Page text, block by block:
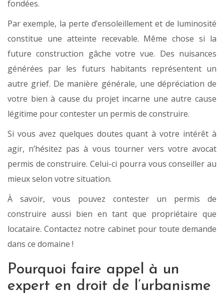
fondées.
Par exemple, la perte d’ensoleillement et de luminosité
constitue une atteinte recevable. Même chose si la
future construction gâche votre vue. Des nuisances
générées par les futurs habitants représentent un
autre grief. De manière générale, une dépréciation de
votre bien à cause du projet incarne une autre cause
légitime pour contester un permis de construire.
Si vous avez quelques doutes quant à votre intérêt à
agir, n’hésitez pas à vous tourner vers votre avocat
permis de construire. Celui-ci pourra vous conseiller au
mieux selon votre situation.
À savoir, vous pouvez contester un permis de
construire aussi bien en tant que propriétaire que
locataire. Contactez notre cabinet pour toute demande
dans ce domaine !
Pourquoi faire appel à un
expert en droit de l’urbanisme